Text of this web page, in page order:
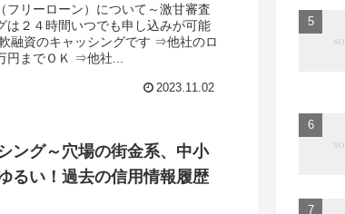
フリーローン）について～激甘審査
２４時間いつでも申し込みが可能
融資のキャッシングです ⇒他社のロ
円までＯＫ ⇒他社...
2023.11.02
ング～穴場の街金系、中小
るい！過去の信用情報履歴